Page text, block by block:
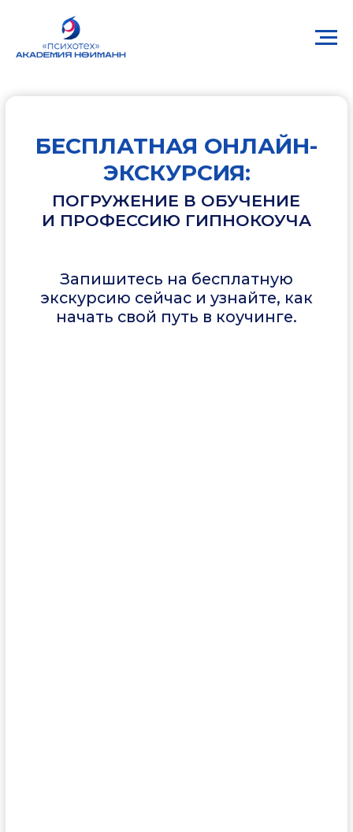
ПОГРУЖЕНИЕ В ОБУЧЕНИЕ
И ПРОФЕССИЮ ГИПНОКОУЧА
Запишитесь на бесплатную
экскурсию сейчас и узнайте, как
начать свой путь в коучинге.